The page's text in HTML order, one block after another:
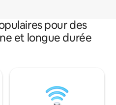
pour des
et longue durée